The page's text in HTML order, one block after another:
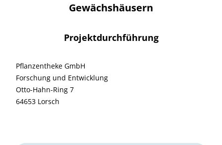
Gewächshäusern
Projektdurchführung
Pflanzentheke GmbH
Forschung und Entwicklung
Otto-Hahn-Ring 7
64653 Lorsch